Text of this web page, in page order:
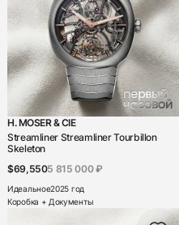
Blu
Boucheron
Bovet
Breguet
Breitling
Carl F. Bucherer
от A до Z
от Z до A
H. MOSER & CIE
Streamliner Streamliner Tourbillon
Skeleton
$69,5505 815 000 ₽
Идеальное2025 год
Коробка + Документы